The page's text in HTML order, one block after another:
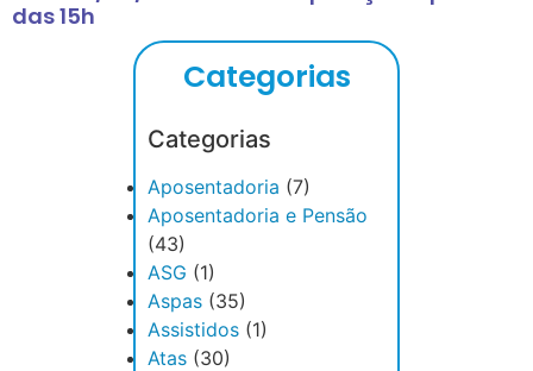
das 15h
Categorias
Categorias
Aposentadoria (7)
Aposentadoria e Pensão
(43)
ASG (1)
Aspas (35)
Assistidos (1)
Atas (30)